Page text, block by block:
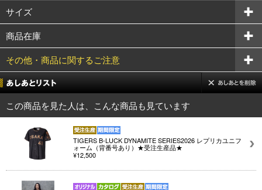
サイズ
商品在庫
その他・商品に関するご注意
この商品を見た人は、こんな商品も見ています
TIGERS B-LUCK DYNAMITE SERIES2026 レプリカユニフ
ォーム（背番号あり）★受注生産品★
¥12,500